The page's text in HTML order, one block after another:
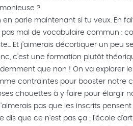
?
en parle maintenant si tu veux. En
mal de vocabulaire commun :
Et j'aimerais décortiquer un peu
c’est une formation plutôt
que non ! On va explorer
contraintes pour booster notre
chouettes à y faire pour élargir
pas que les inscrits
dis que ce n'est pas ça ; l'école